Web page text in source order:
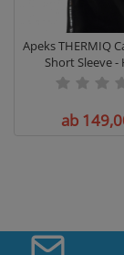
Apeks THERMIQ
Short Sleeve -
ab